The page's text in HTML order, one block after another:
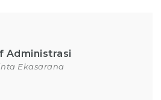
Administrasi
Ekasarana